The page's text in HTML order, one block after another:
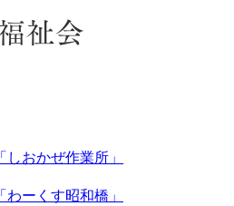
おかぜ作業所」
ーくす昭和橋」